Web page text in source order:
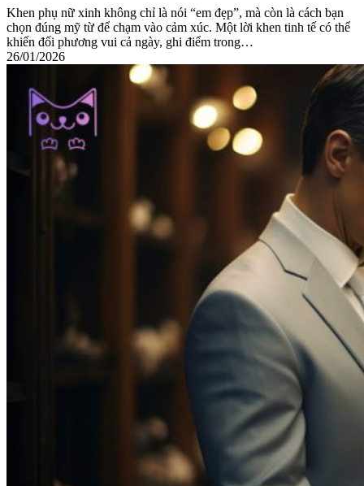
Khen phụ nữ xinh không chỉ là nói “em đẹp”, mà còn là cách bạn
chọn đúng mỹ từ để chạm vào cảm xúc. Một lời khen tinh tế có thể
khiến đối phương vui cả ngày, ghi điểm trong…
26/01/2026